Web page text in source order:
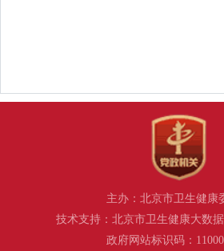
主办：北京市卫生健康
技术支持：北京市卫生健康大数
政府网站标识码：